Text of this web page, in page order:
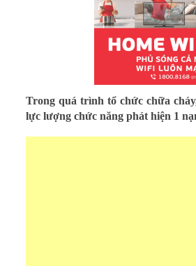
Trong quá trình tổ chức chữa
lực lượng chức năng phát hiện 1